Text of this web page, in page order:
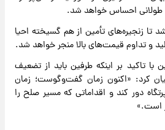
طولانی احساس خواهد شد.
تا زنجیره‌های تأمین از هم گسیخته احیا
و تداوم قیمت‌های بالا منجر خواهد شد.
با تاکید بر اینکه طرفین باید از تضعیف
کرد: «اکنون زمان گفت‌وگوست؛ زمان
دور کند و اقداماتی که مسیر صلح را
است.»